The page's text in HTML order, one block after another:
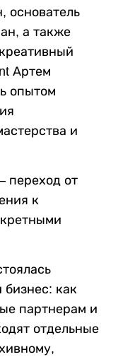
основатель
а также
Артем
опытом
и
переход от
к
бизнес: как
партнерам и
отдельные